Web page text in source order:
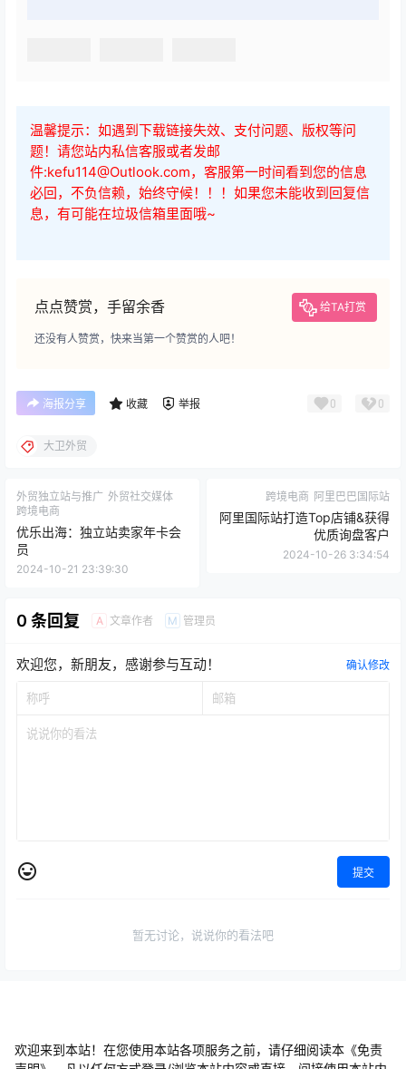
温馨提示：如遇到下载链接失效、支付问题、版权等问
题！请您站内私信客服或者发邮
件:kefu114@Outlook.com，客服第一时间看到您的信息
必回，不负信赖，始终守候！！！如果您未能收到回复信
息，有可能在垃圾信箱里面哦~
点点赞赏，手留余香 给TA打赏
还没有人赞赏，快来当第一个赞赏的人吧！
海报分享 收藏 举报 0 0
大卫外贸
外贸独立站与推广 外贸社交媒体
跨境电商
优乐出海：独立站卖家年卡会
员
2024-10-21 23:39:30
跨境电商 阿里巴巴国际站
阿里国际站打造Top店铺&获得
优质询盘客户
2024-10-26 3:34:54
0 条回复 A 文章作者 M 管理员
欢迎您，新朋友，感谢参与互动！ 确认修改
提交
暂无讨论，说说你的看法吧
欢迎来到本站！在您使用本站各项服务之前，请仔细阅读本《免责